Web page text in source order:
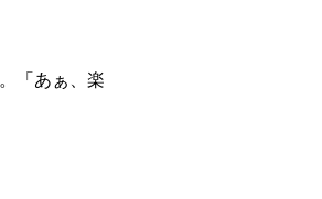
「あぁ、楽